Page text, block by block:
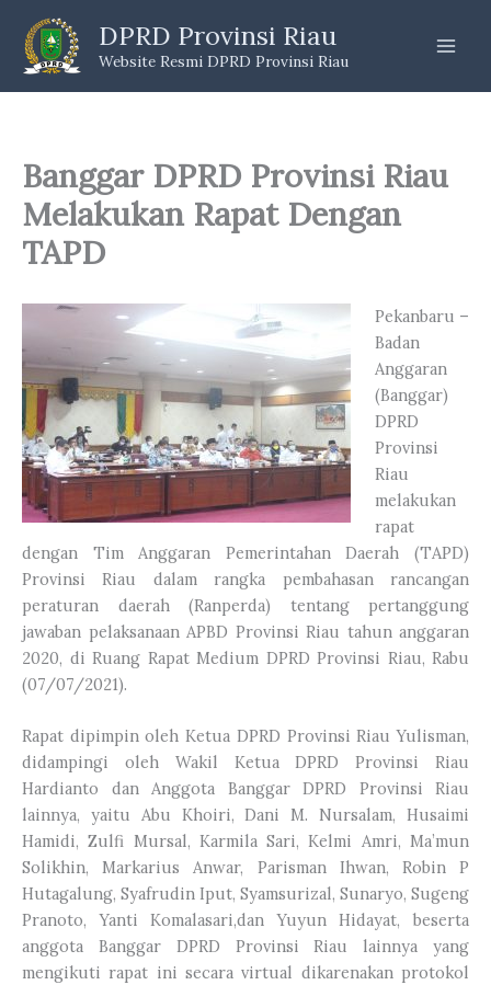
content
DPRD Provinsi Riau
Website Resmi DPRD Provinsi Riau
Banggar DPRD Provinsi Riau
Melakukan Rapat Dengan
TAPD
Pekanbaru –
Badan
Anggaran
(Banggar)
DPRD
Provinsi
Riau
melakukan
rapat
dengan Tim Anggaran Pemerintahan Daerah (TAPD)
Provinsi Riau dalam rangka pembahasan rancangan
peraturan daerah (Ranperda) tentang pertanggung
jawaban pelaksanaan APBD Provinsi Riau tahun anggaran
2020, di Ruang Rapat Medium DPRD Provinsi Riau, Rabu
(07/07/2021).
Rapat dipimpin oleh Ketua DPRD Provinsi Riau Yulisman,
didampingi oleh Wakil Ketua DPRD Provinsi Riau
Hardianto dan Anggota Banggar DPRD Provinsi Riau
lainnya, yaitu Abu Khoiri, Dani M. Nursalam, Husaimi
Hamidi, Zulfi Mursal, Karmila Sari, Kelmi Amri, Ma’mun
Solikhin, Markarius Anwar, Parisman Ihwan, Robin P
Hutagalung, Syafrudin Iput, Syamsurizal, Sunaryo, Sugeng
Pranoto, Yanti Komalasari,dan Yuyun Hidayat, beserta
anggota Banggar DPRD Provinsi Riau lainnya yang
mengikuti rapat ini secara virtual dikarenakan protokol